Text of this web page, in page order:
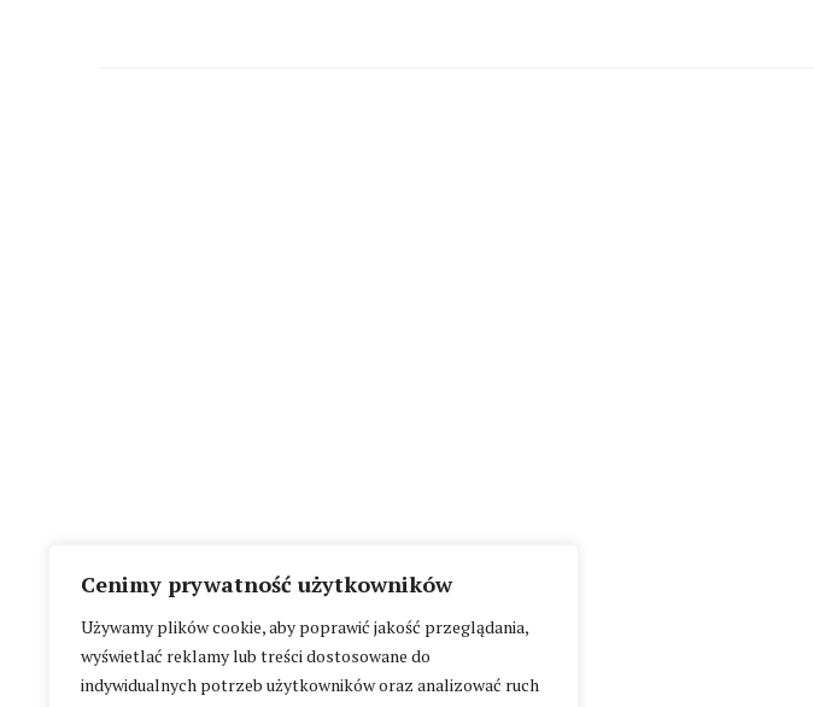
Cenimy prywatność użytkowników
Używamy plików cookie, aby poprawić jakość przeglądania,
wyświetlać reklamy lub treści dostosowane do
indywidualnych potrzeb użytkowników oraz analizować ruch